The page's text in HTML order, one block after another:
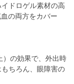
ドロゲル素材の高
の両方をカバー
）の効果で、外出時
ちろん、眼障害の